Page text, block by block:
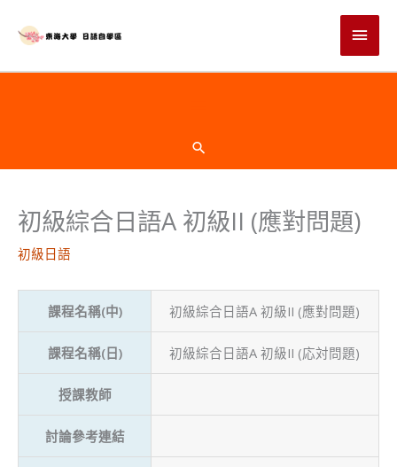
主
要
方
搜
尋
初級綜合日語A 初級II (應對問題)
初級日語
課程名稱(中) 初級綜合日語A 初級II (應對問題)
課程名稱(日) 初級綜合日語A 初級II (応対問題)
授課教師
討論參考連結